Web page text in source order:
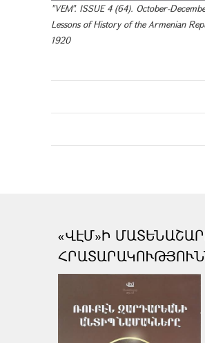
"VEM". ISSUE 4 (64). October-
Lessons of History of the Armenian
1920
«ՎԷՄ»Ի